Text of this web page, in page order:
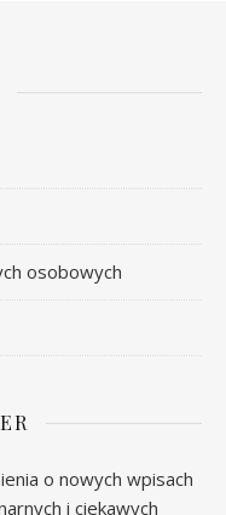
osobowych
o nowych wpisach
i ciekawych